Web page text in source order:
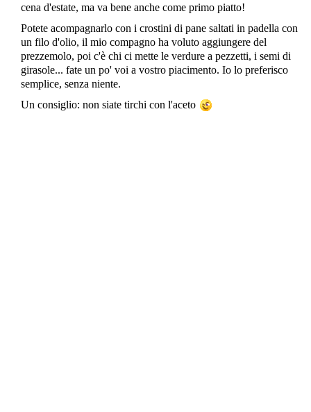
cena d'estate, ma va bene anche come primo piatto!
Potete acompagnarlo con i crostini di pane saltati in padella con
un filo d'olio, il mio compagno ha voluto aggiungere del
prezzemolo, poi c'è chi ci mette le verdure a pezzetti, i semi di
girasole... fate un po' voi a vostro piacimento. Io lo preferisco
semplice, senza niente.
Un consiglio: non siate tirchi con l'aceto